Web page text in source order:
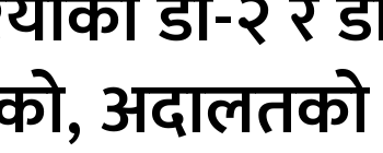
अदालतको